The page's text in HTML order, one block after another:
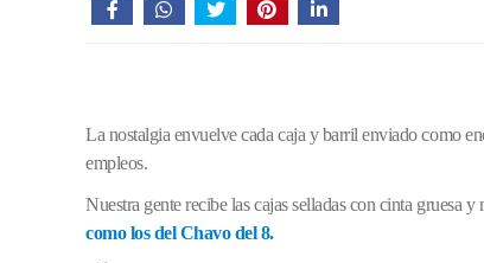
La nostalgia envuelve cada caja y barril enviado como
empleos.
Nuestra gente recibe las cajas selladas con cinta gruesa
como los del Chavo del 8.